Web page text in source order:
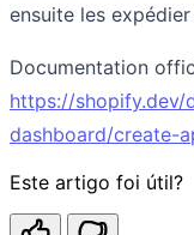
ensuite les
Documentation
https://
dashboard/create-
Este artigo foi útil?